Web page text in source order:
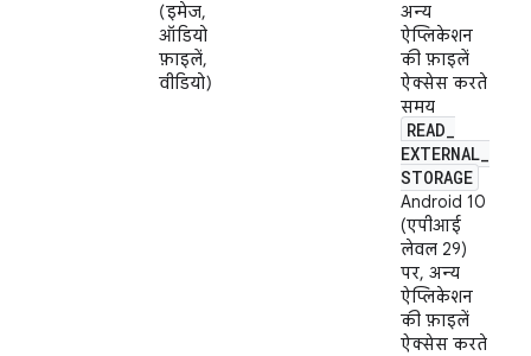
(इमेज,
ऑडियो
फ़ाइलें,
वीडियो)
अन्य
ऐप्लिकेशन
की फ़ाइलें
ऐक्सेस करते
समय
READ_
EXTERNAL_
STORAGE
Android 10
(एपीआई
लेवल 29)
पर, अन्य
ऐप्लिकेशन
की फ़ाइलें
ऐक्सेस करते